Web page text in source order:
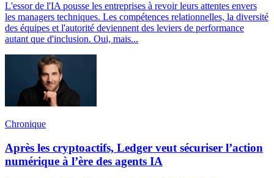
L'essor de l'IA pousse les entreprises à revoir leurs attentes envers
les managers techniques. Les compétences relationnelles, la diversité
des équipes et l'autorité deviennent des leviers de performance
autant que d'inclusion. Oui, mais...
Chronique
Après les cryptoactifs, Ledger veut sécuriser l’action
numérique à l’ère des agents IA